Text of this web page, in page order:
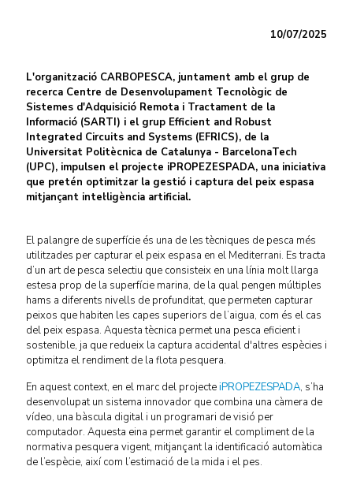
10/07/2025
L'organització CARBOPESCA, juntament amb el grup de
recerca Centre de Desenvolupament Tecnològic de
Sistemes d'Adquisició Remota i Tractament de la
Informació (SARTI) i el grup Efficient and Robust
Integrated Circuits and Systems (EFRICS), de la
Universitat Politècnica de Catalunya - BarcelonaTech
(UPC), impulsen el projecte iPROPEZESPADA, una iniciativa
que pretén optimitzar la gestió i captura del peix espasa
mitjançant intel·ligència artificial.
El palangre de superfície és una de les tècniques de pesca més
utilitzades per capturar el peix espasa en el Mediterrani. Es tracta
d’un art de pesca selectiu que consisteix en una línia molt llarga
estesa prop de la superfície marina, de la qual pengen múltiples
hams a diferents nivells de profunditat, que permeten capturar
peixos que habiten les capes superiors de l’aigua, com és el cas
del peix espasa. Aquesta tècnica permet una pesca eficient i
sostenible, ja que redueix la captura accidental d'altres espècies i
optimitza el rendiment de la flota pesquera.
En aquest context, en el marc del projecteiPROPEZESPADA, s’ha
desenvolupat un sistema innovador que combina una càmera de
vídeo, una bàscula digital i un programari de visió per
computador. Aquesta eina permet garantir el compliment de la
normativa pesquera vigent, mitjançant la identificació automàtica
de l’espècie, així com l’estimació de la mida i el pes.